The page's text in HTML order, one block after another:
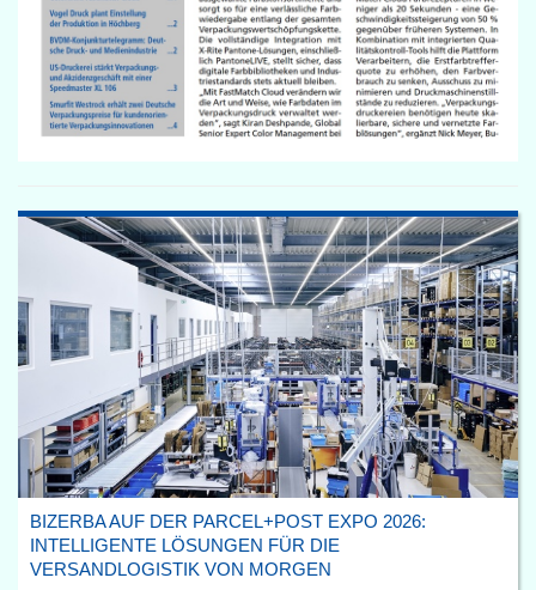
BIZERBA AUF DER PARCEL+POST EXPO 2026:
INTELLIGENTE LÖSUNGEN FÜR DIE
VERSANDLOGISTIK VON MORGEN